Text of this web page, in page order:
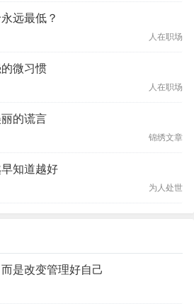
远最低？
人在职场
微习惯
人在职场
的谎言
锦绣文章
知道越好
为人处世
是改变管理好自己